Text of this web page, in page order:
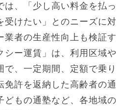
は、「少し高い料金を払っ
受けたい」とのニーズに対
業者の生産性向上も検証す
シー運賃」は、利用区域や
で、一定期間、定額で乗り
免許を返納した高齢者の通
どもの通塾など、各地域の